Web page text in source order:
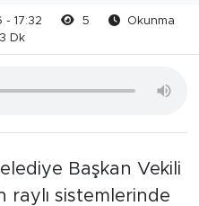
- 17:32 5
Okunma
Dk
Başkan Vekili
raylı sistemlerinde